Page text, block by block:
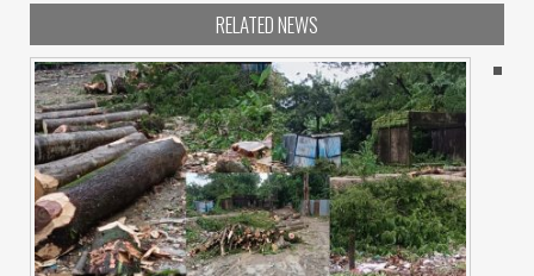
RELATED NEWS